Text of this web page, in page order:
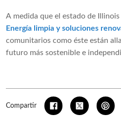
A medida que el estado de
Energía limpia y soluciones
comunitarios como éste están
futuro más sostenible e
Compartir